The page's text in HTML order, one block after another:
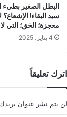
البطل الصغير بطيء
سيد البقاء! الإشعاع؟
معجزة؛ الخق؛ التي
4 يناير، 2025
اترك تعليقاً
لن يتم نشر عنوان بريدك